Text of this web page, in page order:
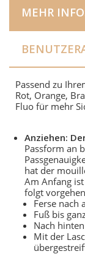
MEHR
Passend zu
Rot, Orange,
Fluo für mehr
Anziehen:
Passform an
hat der
Am Anfang
folgt vorgehen
Ferse nach
Fuß bis
Nach
Mit der